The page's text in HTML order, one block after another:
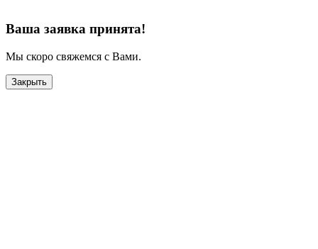
Ваша заявка принята!
Мы скоро свяжемся с Вами.
Закрыть